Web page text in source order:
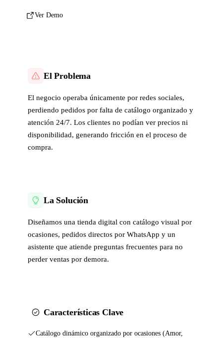
Ver Demo
El Problema
El negocio operaba únicamente por redes sociales,
perdiendo pedidos por falta de catálogo organizado y
atención 24/7. Los clientes no podían ver precios ni
disponibilidad, generando fricción en el proceso de
compra.
La Solución
Diseñamos una tienda digital con catálogo visual por
ocasiones, pedidos directos por WhatsApp y un
asistente que atiende preguntas frecuentes para no
perder ventas por demora.
Características Clave
Catálogo dinámico organizado por ocasiones (Amor,